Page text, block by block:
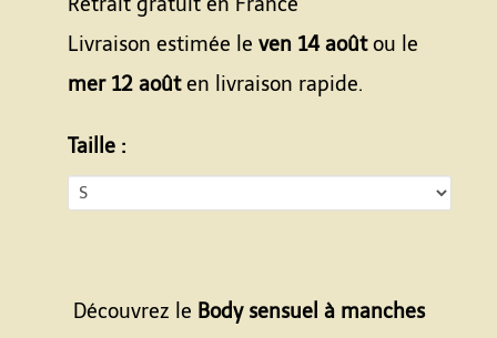
Livraison estimée le ven 14 aoûtou le
mer 12 aoûten livraison rapide.
Taille :
Découvrez le Body sensuel à manches